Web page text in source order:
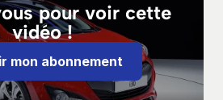
mon abonnement
pour voir cette
vidéo !